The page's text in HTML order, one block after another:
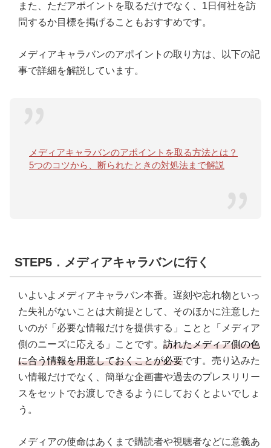
また、ただアポイントを取るだけでなく、1日何社を訪
問するか目標を掲げることもおすすめです。
メディアキャラバンのアポイントの取り方は、以下の記
事で詳細を解説しています。
メディアキャラバンのアポイントを取る方法とは？
5つのコツから、断られたときの対処法まで解説
STEP5．メディアキャラバンに行く
いよいよメディアキャラバン本番。遅刻や忘れ物といっ
た失礼がないことは大前提として、そのほかに注意した
いのが「必要な情報だけを提供する」ことと「メディア
側のニーズに応える」ことです。 訪れたメディア側の色
に合う情報を用意しておくことが必要です。売り込みた
い情報だけでなく、簡単な企画書や過去のプレスリリー
スをセットでお渡しできるようにしておくとよいでしょ
う。
メディアの使命はあくまで購読者や視聴者などに意義あ